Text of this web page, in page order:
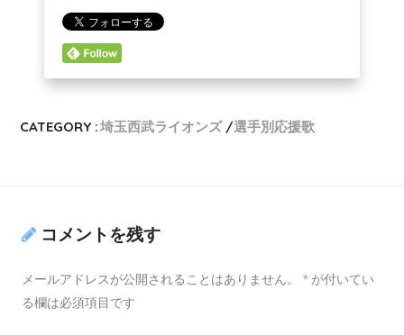
CATEGORY :埼玉西武ライオンズ 選手別応援歌
コメントを残す
メールアドレスが公開されることはありません。 * が付いてい
る欄は必須項目です